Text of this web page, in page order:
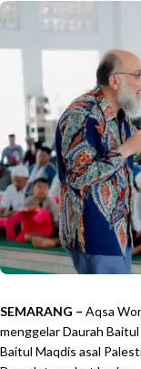
SEMARANG – Aqsa
menggelar Daurah
Baitul Maqdis asal